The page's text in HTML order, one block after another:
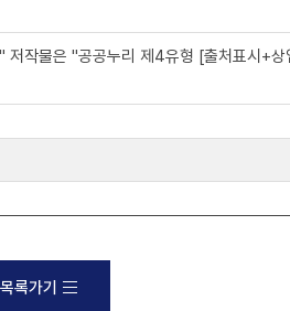
작물은 "공공누리 제4유형 [출처표시+
목록가기